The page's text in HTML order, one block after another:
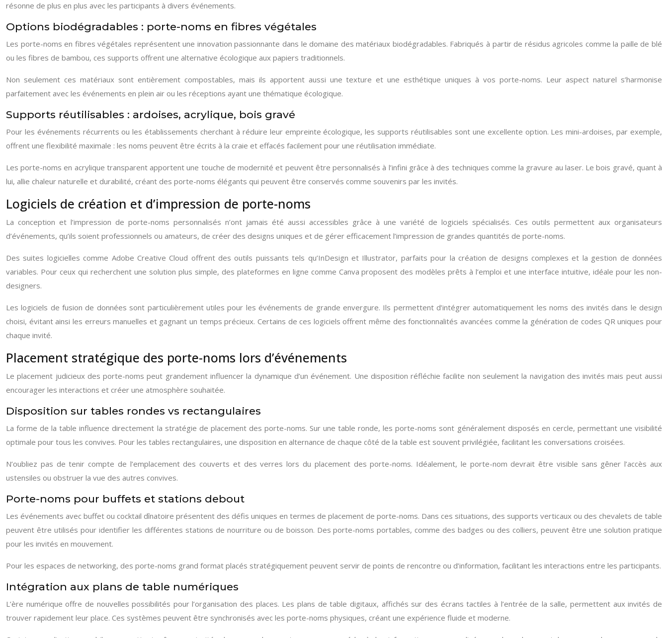
résonne de plus en plus avec les participants à divers événements.
Options biodégradables : porte-noms en fibres végétales
Les porte-noms en fibres végétales représentent une innovation passionnante dans le domaine des matériaux biodégradables. Fabriqués à partir de résidus agricoles comme la paille de blé
ou les fibres de bambou, ces supports offrent une alternative écologique aux papiers traditionnels.
Non seulement ces matériaux sont entièrement compostables, mais ils apportent aussi une texture et une esthétique uniques à vos porte-noms. Leur aspect naturel s’harmonise
parfaitement avec les événements en plein air ou les réceptions ayant une thématique écologique.
Supports réutilisables : ardoises, acrylique, bois gravé
Pour les événements récurrents ou les établissements cherchant à réduire leur empreinte écologique, les supports réutilisables sont une excellente option. Les mini-ardoises, par exemple,
offrent une flexibilité maximale : les noms peuvent être écrits à la craie et effacés facilement pour une réutilisation immédiate.
Les porte-noms en acrylique transparent apportent une touche de modernité et peuvent être personnalisés à l’infini grâce à des techniques comme la gravure au laser. Le bois gravé, quant à
lui, allie chaleur naturelle et durabilité, créant des porte-noms élégants qui peuvent être conservés comme souvenirs par les invités.
Logiciels de création et d’impression de porte-noms
La conception et l’impression de porte-noms personnalisés n’ont jamais été aussi accessibles grâce à une variété de logiciels spécialisés. Ces outils permettent aux organisateurs
d’événements, qu’ils soient professionnels ou amateurs, de créer des designs uniques et de gérer efficacement l’impression de grandes quantités de porte-noms.
Des suites logicielles comme Adobe Creative Cloud offrent des outils puissants tels qu’InDesign et Illustrator, parfaits pour la création de designs complexes et la gestion de données
variables. Pour ceux qui recherchent une solution plus simple, des plateformes en ligne comme Canva proposent des modèles prêts à l’emploi et une interface intuitive, idéale pour les non-
designers.
Les logiciels de fusion de données sont particulièrement utiles pour les événements de grande envergure. Ils permettent d’intégrer automatiquement les noms des invités dans le design
choisi, évitant ainsi les erreurs manuelles et gagnant un temps précieux. Certains de ces logiciels offrent même des fonctionnalités avancées comme la génération de codes QR uniques pour
chaque invité.
Placement stratégique des porte-noms lors d’événements
Le placement judicieux des porte-noms peut grandement influencer la dynamique d’un événement. Une disposition réfléchie facilite non seulement la navigation des invités mais peut aussi
encourager les interactions et créer une atmosphère souhaitée.
Disposition sur tables rondes vs rectangulaires
La forme de la table influence directement la stratégie de placement des porte-noms. Sur une table ronde, les porte-noms sont généralement disposés en cercle, permettant une visibilité
optimale pour tous les convives. Pour les tables rectangulaires, une disposition en alternance de chaque côté de la table est souvent privilégiée, facilitant les conversations croisées.
N’oubliez pas de tenir compte de l’emplacement des couverts et des verres lors du placement des porte-noms. Idéalement, le porte-nom devrait être visible sans gêner l’accès aux
ustensiles ou obstruer la vue des autres convives.
Porte-noms pour buffets et stations debout
Les événements avec buffet ou cocktail dînatoire présentent des défis uniques en termes de placement de porte-noms. Dans ces situations, des supports verticaux ou des chevalets de table
peuvent être utilisés pour identifier les différentes stations de nourriture ou de boisson. Des porte-noms portables, comme des badges ou des colliers, peuvent être une solution pratique
pour les invités en mouvement.
Pour les espaces de networking, des porte-noms grand format placés stratégiquement peuvent servir de points de rencontre ou d’information, facilitant les interactions entre les participants.
Intégration aux plans de table numériques
L’ère numérique offre de nouvelles possibilités pour l’organisation des places. Les plans de table digitaux, affichés sur des écrans tactiles à l’entrée de la salle, permettent aux invités de
trouver rapidement leur place. Ces systèmes peuvent être synchronisés avec les porte-noms physiques, créant une expérience fluide et moderne.